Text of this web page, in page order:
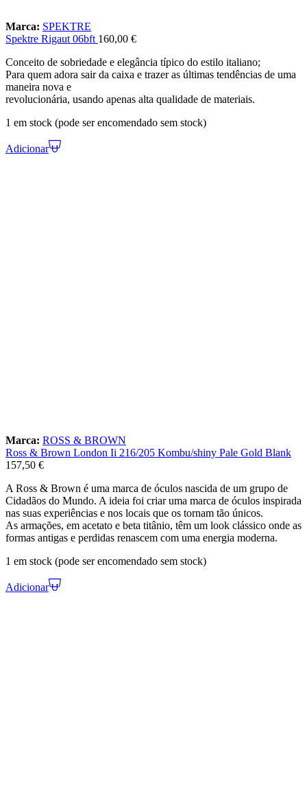
Marca: SPEKTRE
Spektre Rigaut 06bft 160,00 €
Conceito de sobriedade e elegância típico do estilo italiano;
Para quem adora sair da caixa e trazer as últimas tendências de uma
maneira nova e
revolucionária, usando apenas alta qualidade de materiais.
1 em stock (pode ser encomendado sem stock)
Adicionar
Marca: ROSS & BROWN
Ross & Brown London Ii 216/205 Kombu/shiny Pale Gold Blank
157,50 €
A Ross & Brown é uma marca de óculos nascida de um grupo de
Cidadãos do Mundo. A ideia foi criar uma marca de óculos inspirada
nas suas experiências e nos locais que os tornam tão únicos.
As armações, em acetato e beta titânio, têm um look clássico onde as
formas antigas e perdidas renascem com uma energia moderna.
1 em stock (pode ser encomendado sem stock)
Adicionar